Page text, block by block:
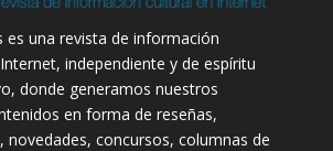
es una revista de información
independiente y de espíritu
donde generamos nuestros
en forma de reseñas,
novedades, concursos, columnas de